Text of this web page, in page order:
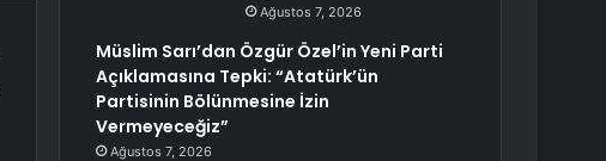
Ağustos 7, 2026
Müslim Sarı’dan Özgür Özel’in Yeni Parti
Açıklamasına Tepki: “Atatürk’ün
Partisinin Bölünmesine İzin
Vermeyeceğiz”
Ağustos 7, 2026